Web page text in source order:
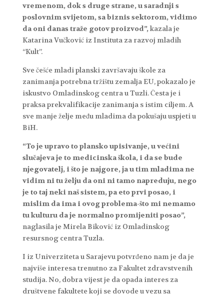
vremenom, dok s druge strane, u saradnji s
poslovnim svijetom, sa biznis sektorom, vidimo
da oni danas traže gotov proizvod”, kazala je
Katarina Vučković iz Instituta za razvoj mladih
“Kult”.
Sve češće mladi planski završavaju škole za
zanimanja potrebna tržištu zemalja EU, pokazalo je
iskustvo Omladinskog centra u Tuzli. Česta je i
praksa prekvalifikacije zanimanja s istim ciljem. A
sve manje želje među mladima da pokušaju uspjeti u
BiH.
“To je upravo to plansko upisivanje, u većini
slučajeva je to medicinska škola, i da se bude
njegovatelj, i što je najgore, ja u tim mladima ne
vidim ni tu želju da oni ni tamo napreduju, nego
je to taj neki naš sistem, pa eto prvi posao, i
mislim da ima i ovog problema-što mi nemamo
tu kulturu da je normalno promijeniti posao”,
naglasila je Mirela Biković iz Omladinskog
resursnog centra Tuzla.
I iz Univerziteta u Sarajevu potvrđeno nam je da je
najviše interesa trenutno za Fakultet zdravstvenih
studija. No, dobra vijest je da opada interes za
društvene fakultete koji se dovode u vezu sa